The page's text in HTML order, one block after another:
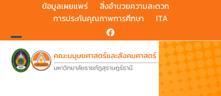
ข้อมูลเผยแพร่
สิ่งอำนวยความสะดวก
การประกันคุณภาพการศึกษา
ITA
Facebook
Open
mobile
Close
mobile